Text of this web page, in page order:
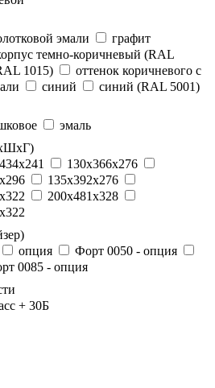
эмали
графит
темно-коричневый (RAL
1015)
оттенок коричневого с
синий
синий (RAL 5001)
эмаль
130х366х276
135x392x276
200x481x328
опция
Форт 0050 - опция
0085 - опция
+ 30Б